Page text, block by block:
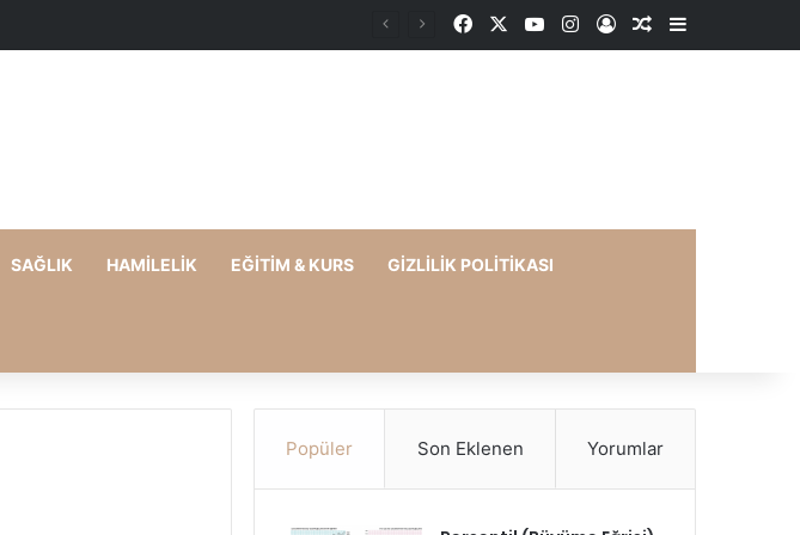
FacebookYouTubeInstagram
Kayıt OlRastgele Makale
Kenar
SAĞLIK HAMILELIK EĞITIM & KURS GIZLILIK POLITIKASI
Popüler Son Eklenen Yorumlar